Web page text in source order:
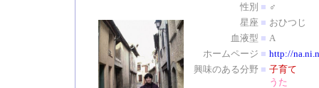
性別 ■ ♂
星座 ■ おひつじ
血液型 ■ A
ホームページ ■ http://
興味のある分野 ■ 子育て
うた